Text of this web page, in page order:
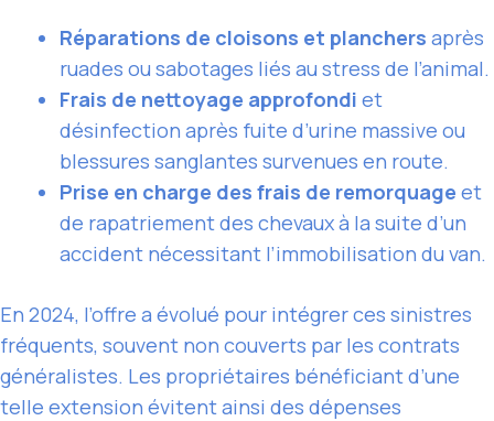
Réparations de cloisons et planchers après
ruades ou sabotages liés au stress de l’animal.
Frais de nettoyage approfondi et
désinfection après fuite d’urine massive ou
blessures sanglantes survenues en route.
Prise en charge des frais de remorquage et
de rapatriement des chevaux à la suite d’un
accident nécessitant l’immobilisation du van.
En 2024, l’offre a évolué pour intégrer ces sinistres
fréquents, souvent non couverts par les contrats
généralistes. Les propriétaires bénéficiant d’une
telle extension évitent ainsi des dépenses